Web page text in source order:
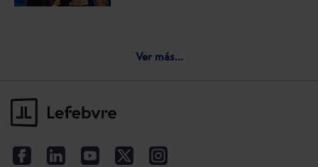
Ver más...